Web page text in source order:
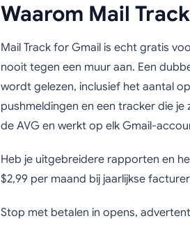
Waarom Mail
Mail Track for Gmail is echt gratis
nooit tegen een muur aan. Een
wordt gelezen, inclusief het aantal
pushmeldingen en een tracker die
de AVG en werkt op elk Gmail-
Heb je uitgebreidere rapporten en
$2,99 per maand bij jaarlijkse
Stop met betalen in opens,